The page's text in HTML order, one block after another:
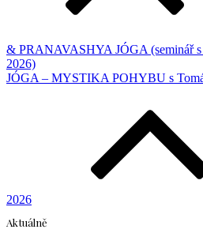
& PRANAVASHYA JÓGA (seminář s
2026)
JÓGA – MYSTIKA POHYBU s
2026
Aktuálně